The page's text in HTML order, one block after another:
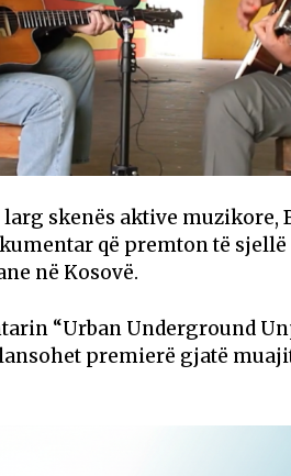
larg skenës aktive
që premton të
në Kosovë.
“Urban Underground
premierë gjatë